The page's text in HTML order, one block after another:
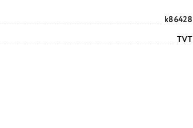
k86428
TVT